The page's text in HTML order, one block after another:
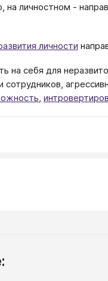
на личностном -
личности
на себя для
,